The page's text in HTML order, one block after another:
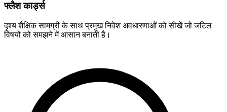
फ्लैश कार्ड्स
दृश्य शैक्षिक सामग्री के साथ प्रमुख निवेश अवधारणाओं को सीखें जो जटिल
विषयों को समझने में आसान बनाती है।